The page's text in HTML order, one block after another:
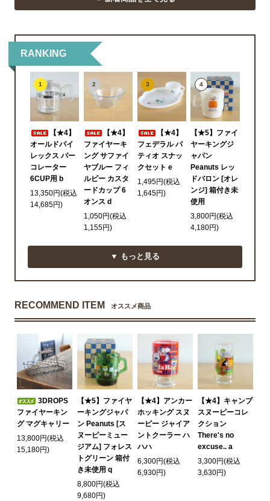
RANKING
1
【★4】
オールドパイ
レックス パー
コレーター
6CUP用 b
13,350円(税込
14,685円)
2
【★4】
ファイヤーキ
ング サファイ
ヤブルー フィ
ルビー カスタ
ードカップ 6
オンス d
1,050円(税込
1,155円)
3
【★4】
フェデラル パ
ティオ スナッ
クセット e
1,495円(税込
1,645円)
4
【★5】ファイ
ヤーキングジ
ャパン
Peanuts レッ
ドバロン [オレ
ンジ] 箱付き未
使用
3,800円(税込
4,180円)
▼ もっと見る
RECOMMEND ITEM オススメ商品
3DROPS
ファイヤーキン
グ マグキャリー
13,800円(税込
15,180円)
【★5】ファイヤ
ーキングジャパ
ン Peanuts [ス
ヌーピーミュー
ジアム] フォレス
トグリーン 箱付
き未使用 q
8,800円(税込
9,680円)
【★4】アンカー
ホッキング スヌ
ーピー ジャイア
ントクーラー ハ
ハハ
6,300円(税込
6,930円)
【★4】キャンプ
スヌーピーコレ
クション
There's no
excuse.. a
3,300円(税込
3,630円)